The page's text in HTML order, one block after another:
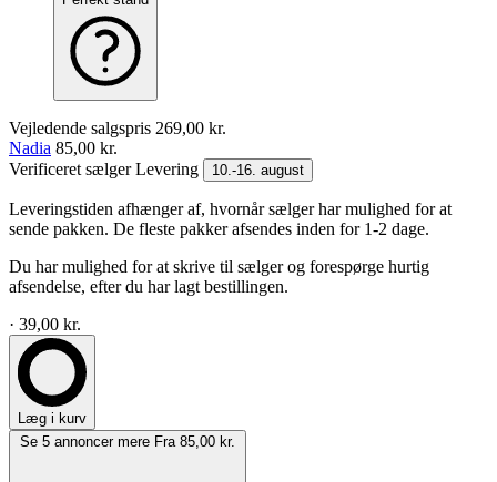
Vejledende salgspris 269,00 kr.
Nadia 85,00 kr.
Verificeret sælgerLevering 10.-16. august
Leveringstiden afhænger af, hvornår sælger har mulighed for at
sende pakken. De fleste pakker afsendes inden for 1-2 dage.
Du har mulighed for at skrive til sælger og forespørge hurtig
afsendelse, efter du har lagt bestillingen.
· 39,00 kr.
Læg i kurv
Se 5 annoncer mere Fra 85,00 kr.